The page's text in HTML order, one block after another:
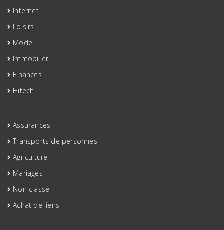
Internet
Loisirs
Mode
Immobilier
Finances
Hitech
Assurances
Transports de personnes
Agriculture
Mariages
Non classé
Achat de liens